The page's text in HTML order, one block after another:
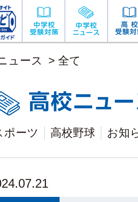
ュース > 全て
ポーツ 高校野球 お知